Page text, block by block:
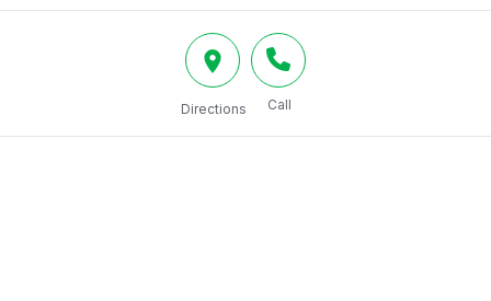
Directions Call